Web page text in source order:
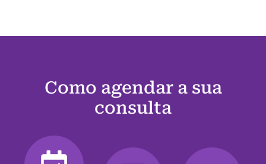
Como agendar a sua
consulta